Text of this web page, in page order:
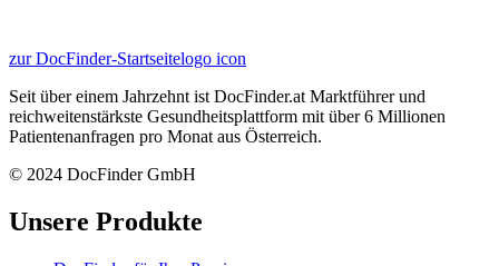
zur DocFinder-Startseitelogo icon
Seit über einem Jahrzehnt ist DocFinder.at Marktführer und
reichweitenstärkste Gesundheitsplattform mit über 6 Millionen
Patientenanfragen pro Monat aus Österreich.
© 2024 DocFinder GmbH
Unsere Produkte